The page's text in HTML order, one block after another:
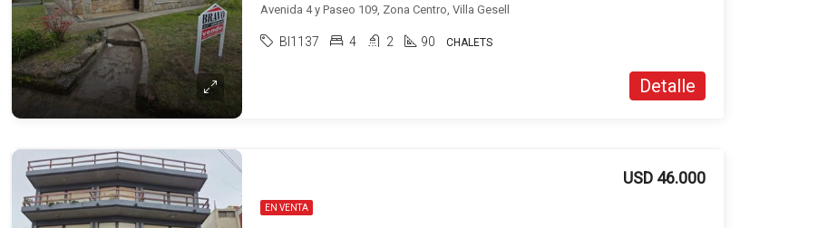
Avenida 4 y Paseo 109, Zona Centro, Villa Gesell
BI1137 4 2 90 CHALETS
Detalle
EN VENTA
USD 46.000